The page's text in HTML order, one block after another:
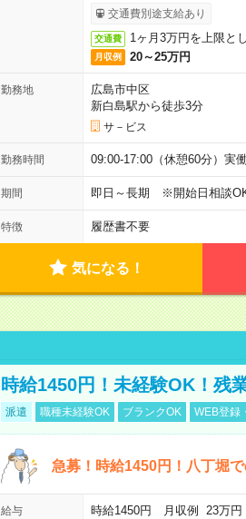
交通費別途支給あり
交通費 1ヶ月3万円を上限と
月収例 20～25万円
勤務地
広島市中区
新白島駅から徒歩3分
サ－ビス
勤務時間 09:00-17:00（休憩60分）実
期間 即日～長期 ※開始日相談
特徴 履歴書不要
気になる！
時給1450円！未経験OK！残
派遣 職種未経験OK ブランクOK WEB登録
急募！時給1450円！八丁堀
給与
時給1450円 月収例 23万円